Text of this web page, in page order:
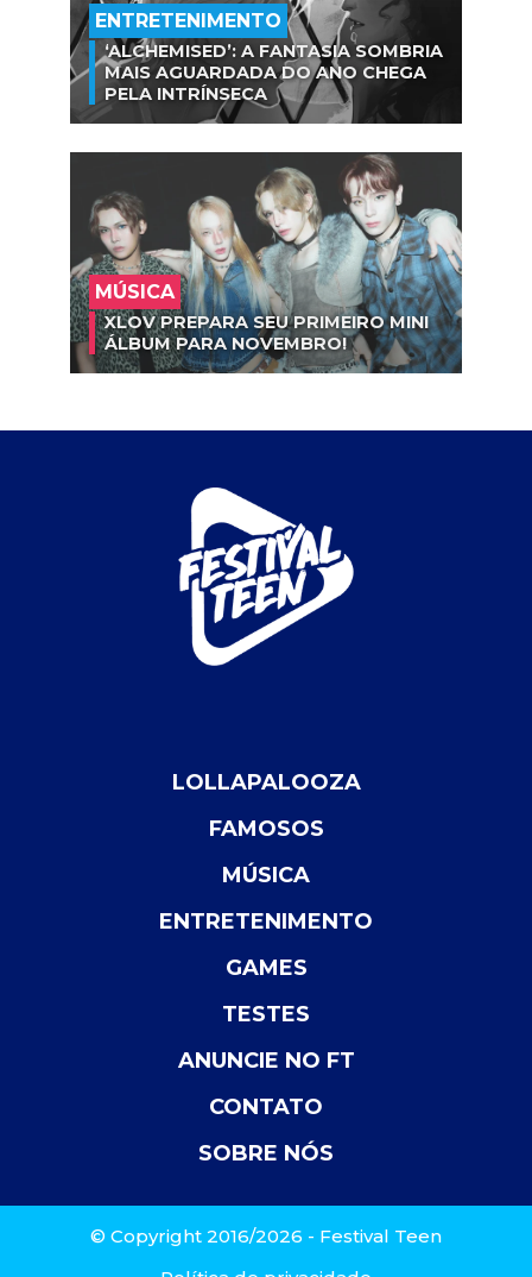
ENTRETENIMENTO
‘ALCHEMISED’: A FANTASIA SOMBRIA
MAIS AGUARDADA DO ANO CHEGA
PELA INTRÍNSECA
MÚSICA
XLOV PREPARA SEU PRIMEIRO MINI
ÁLBUM PARA NOVEMBRO!
LOLLAPALOOZA
FAMOSOS
MÚSICA
ENTRETENIMENTO
GAMES
TESTES
ANUNCIE NO FT
CONTATO
SOBRE NÓS
© Copyright 2016/2026 - Festival Teen